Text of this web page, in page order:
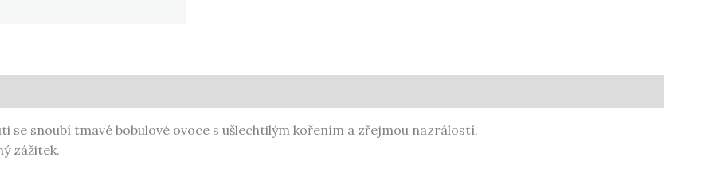
se snoubí tmavé bobulové ovoce s ušlechtilým kořením a zřejmou nazrálostí.
zážitek.